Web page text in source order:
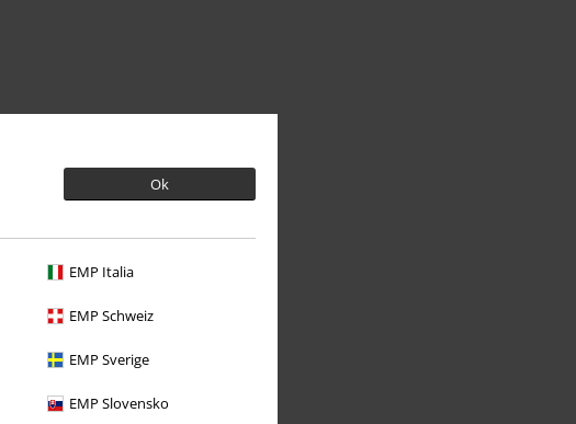
Ok
EMP Italia
EMP Schweiz
EMP Sverige
EMP Slovensko